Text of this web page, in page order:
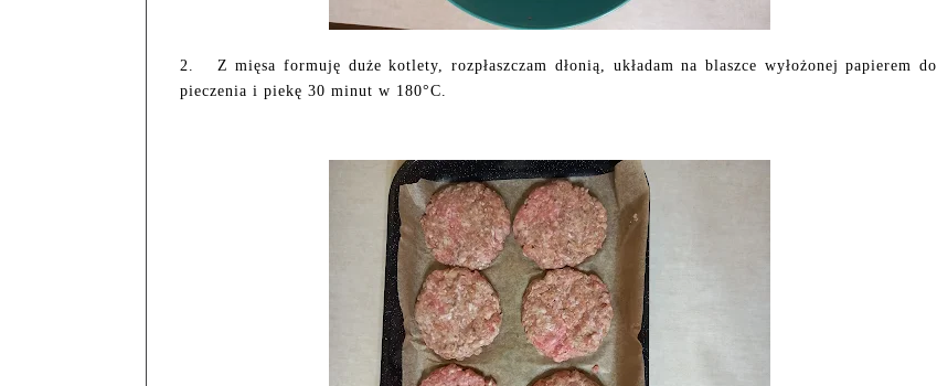
2.
Z mięsa formuję duże kotlety, rozpłaszczam dłonią, układam na blaszce wyłożonej papierem do
pieczenia i piekę 30 minut w 180°C.